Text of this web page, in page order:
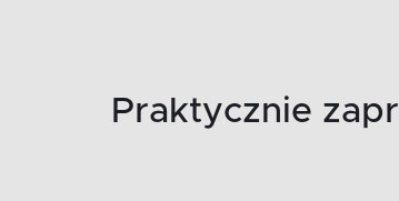
Praktycznie